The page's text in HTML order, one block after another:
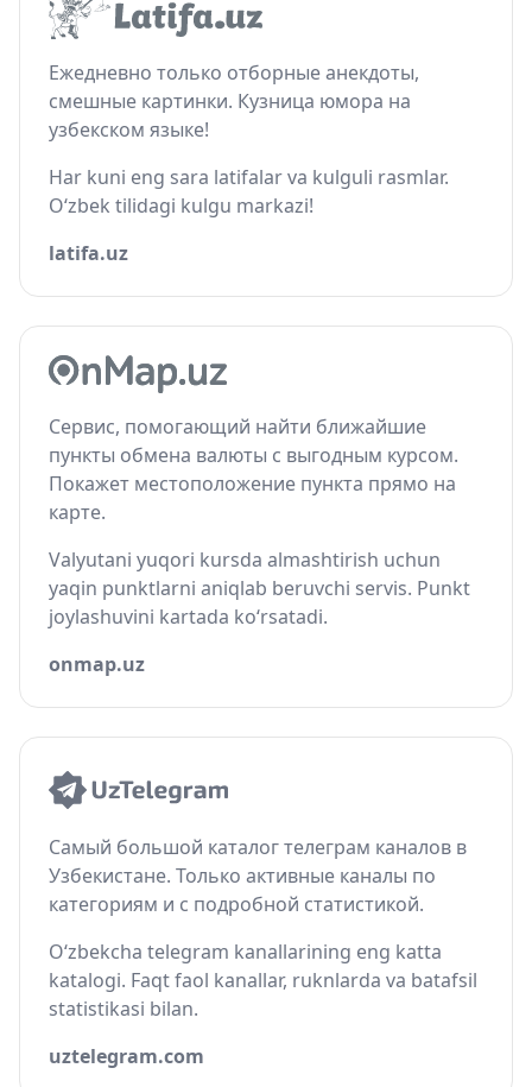
Ежедневно только отборные анекдоты,
смешные картинки. Кузница юмора на
узбекском языке!
Har kuni eng sara latifalar va kulguli rasmlar.
O‘zbek tilidagi kulgu markazi!
latifa.uz
Сервис, помогающий найти ближайшие
пункты обмена валюты с выгодным курсом.
Покажет местоположение пункта прямо на
карте.
Valyutani yuqori kursda almashtirish uchun
yaqin punktlarni aniqlab beruvchi servis. Punkt
joylashuvini kartada ko‘rsatadi.
onmap.uz
Самый большой каталог телеграм каналов в
Узбекистане. Только активные каналы по
категориям и с подробной статистикой.
O‘zbekcha telegram kanallarining eng katta
katalogi. Faqt faol kanallar, ruknlarda va batafsil
statistikasi bilan.
uztelegram.com